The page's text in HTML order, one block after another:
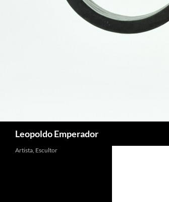
Leopoldo Emperador
Artista, Escultor